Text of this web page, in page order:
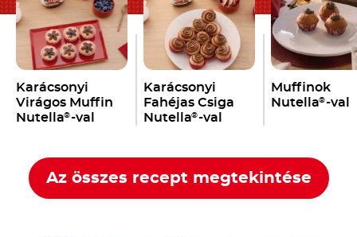
Karácsonyi
Virágos Muffin
Nutella®-val
Karácsonyi
Fahéjas Csiga
Nutella®-val
Muffinok
Nutella®-val
Az összes recept megtekintése